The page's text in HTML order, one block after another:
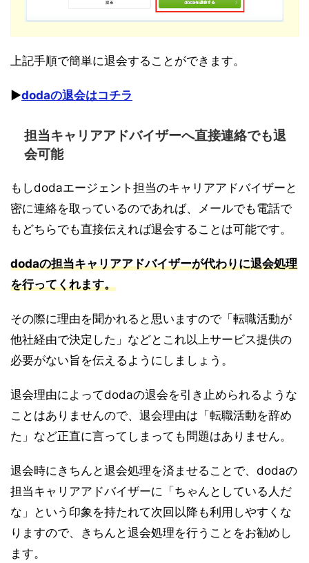
上記手順で簡単に退会することができます。
▶︎dodaの退会はコチラ
担当キャリアアドバイザーへ直接連絡でも退
会可能
もしdodaエージェント担当のキャリアアドバイザーと
密に連絡を取っているのであれば、メールでも電話で
もどちらでも直接伝えれば退会することは可能です。
dodaの担当キャリアアドバイザーが代わりに退会処理
を行ってくれます。
その際に理由を聞かれると思いますので「転職活動が
他社経由で決定した」などとこれ以上サービス提供の
必要がない旨を伝えるようにしましょう。
退会理由によってdodaの退会を引き止められるような
ことはありませんので、退会理由は「転職活動を辞め
た」など正直に言ってしまっても問題はありません。
退会時にきちんと退会処理を済ませることで、dodaの
担当キャリアアドバイザーに「ちゃんとしている人だ
な」という印象を持たれて次回以降も利用しやすくな
りますので、きちんと退会処理を行うことをお勧めし
ます。